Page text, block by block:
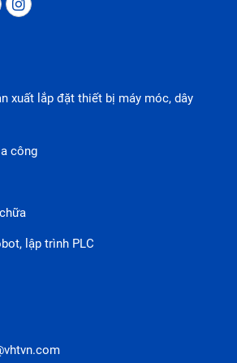
xuất lắp đặt thiết bị máy móc, dây
công
lập trình PLC